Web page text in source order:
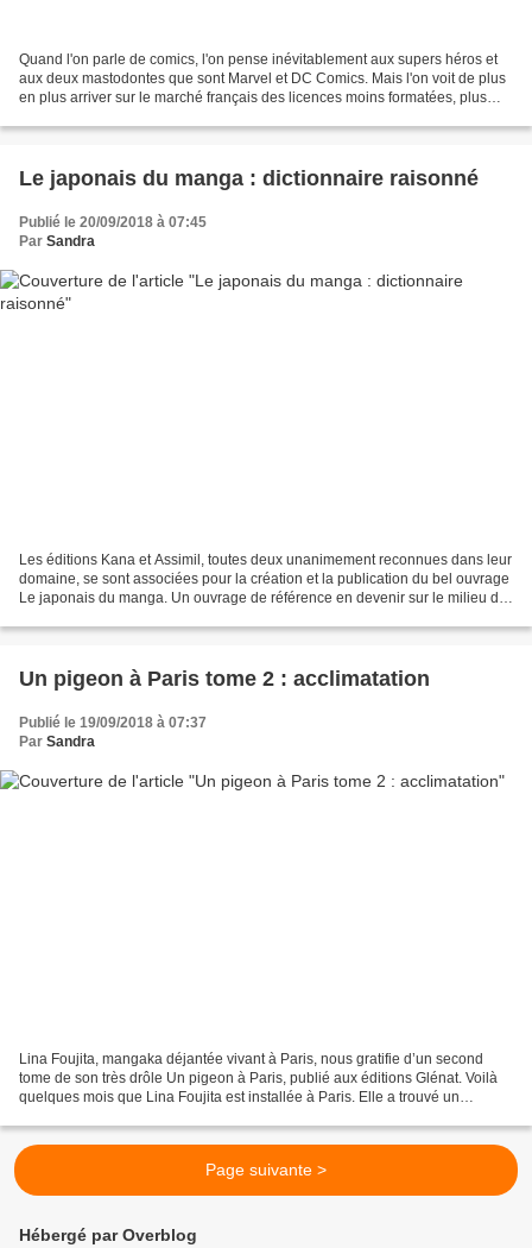
Quand l'on parle de comics, l'on pense inévitablement aux supers héros et
aux deux mastodontes que sont Marvel et DC Comics. Mais l'on voit de plus
en plus arriver sur le marché français des licences moins formatées, plus
Le japonais du manga : dictionnaire raisonné
Publié le 20/09/2018 à 07:45
Par Sandra
Les éditions Kana et Assimil, toutes deux unanimement reconnues dans leur
domaine, se sont associées pour la création et la publication du bel ouvrage
Le japonais du manga. Un ouvrage de référence en devenir sur le milieu du
Un pigeon à Paris tome 2 : acclimatation
Publié le 19/09/2018 à 07:37
Par Sandra
Lina Foujita, mangaka déjantée vivant à Paris, nous gratifie d’un second
tome de son très drôle Un pigeon à Paris, publié aux éditions Glénat. Voilà
quelques mois que Lina Foujita est installée à Paris. Elle a trouvé un
Page suivante >
Hébergé par Overblog